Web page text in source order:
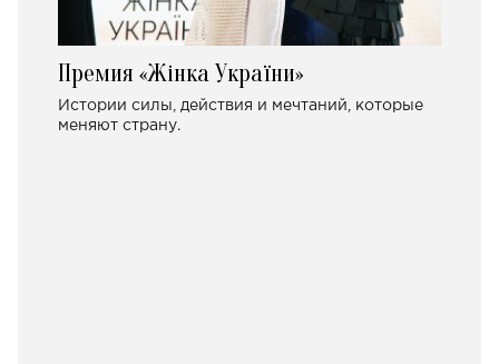
Премия «Жінка України»
Истории силы, действия и мечтаний, которые
меняют страну.